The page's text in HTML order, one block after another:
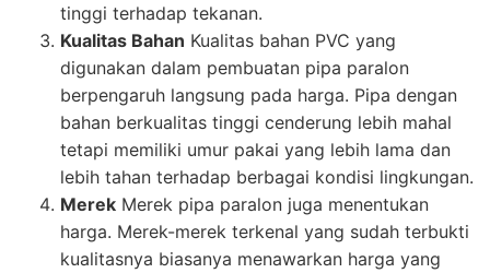
tinggi terhadap tekanan.
Kualitas Bahan Kualitas bahan PVC yang
digunakan dalam pembuatan pipa paralon
berpengaruh langsung pada harga. Pipa dengan
bahan berkualitas tinggi cenderung lebih mahal
tetapi memiliki umur pakai yang lebih lama dan
lebih tahan terhadap berbagai kondisi lingkungan.
Merek Merek pipa paralon juga menentukan
harga. Merek-merek terkenal yang sudah terbukti
kualitasnya biasanya menawarkan harga yang